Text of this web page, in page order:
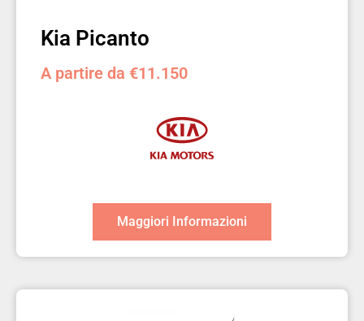
Kia Picanto
A partire da €11.150
Maggiori Informazioni